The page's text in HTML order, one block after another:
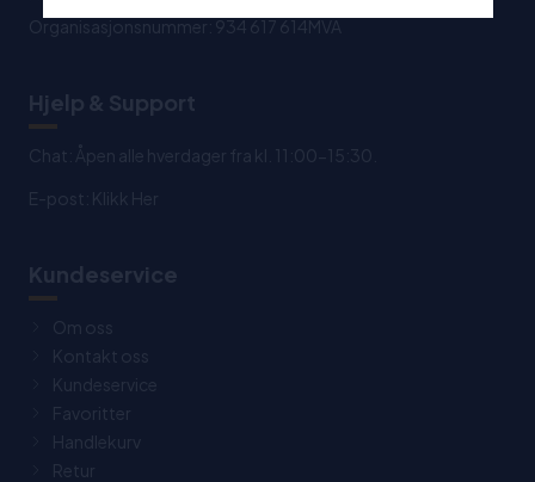
Organisasjonsnummer: 934 617 614MVA
Hjelp & Support
Chat: Åpen alle hverdager fra kl. 11:00-15:30.
E-post: Klikk Her
Kundeservice
Om oss
Kontakt oss
Kundeservice
Favoritter
Handlekurv
Retur